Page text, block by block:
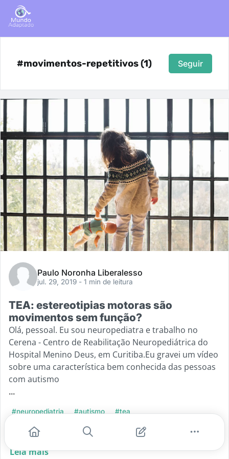
#movimentos-repetitivos (1) Seguir
Paulo Noronha Liberalesso
jul. 29, 2019 - 1 min de leitura
TEA: estereotipias motoras são
movimentos sem função?
Olá, pessoal. Eu sou neuropediatra e trabalho no
Cerena - Centro de Reabilitação Neuropediátrica do
Hospital Menino Deus, em Curitiba.Eu gravei um vídeo
sobre uma característica bem conhecida das pessoas
com autismo
...
#neuropediatria #autismo
#tea
#movimentos repetitivos
#estereotipias motoras
Leia mais